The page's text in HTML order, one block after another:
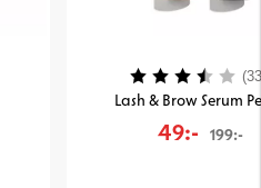
4.2 utav 5 stjärnor
Lash & Brow Serum
49:- 199:-
Betyg: